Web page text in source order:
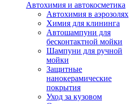
Автохимия и автокосметика
Автохимия в аэрозолях
Химия для клининга
Автошампуни для
бесконтактной мойки
Шампуни для ручной
мойки
Защитные
нанокерамические
покрытия
Уход за кузовом